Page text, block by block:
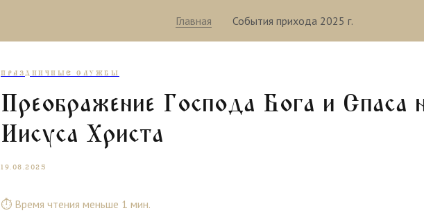
Главная События прихода 2025 г.
ПРАЗДНИЧНЫЕ СЛУЖБЫ
Преображение Господа Бога и Спаса
Иисуса Христа
19.08.2025
⏱ Время чтения меньше 1 мин.